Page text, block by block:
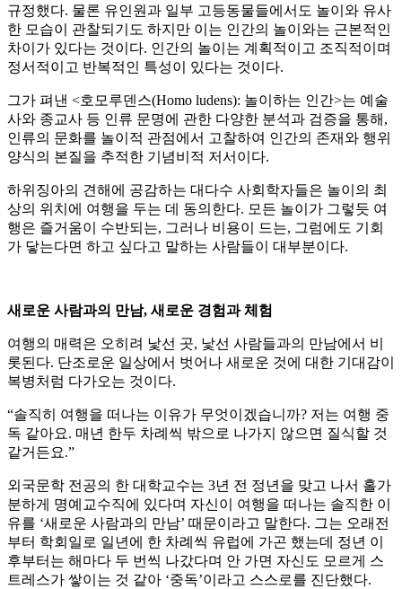
규정했다. 물론 유인원과 일부 고등동물들에서도 놀이와 유사
한 모습이 관찰되기도 하지만 이는 인간의 놀이와는 근본적인
차이가 있다는 것이다. 인간의 놀이는 계획적이고 조직적이며
정서적이고 반복적인 특성이 있다는 것이다.
그가 펴낸 <호모루덴스(Homo ludens): 놀이하는 인간>는 예술
사와 종교사 등 인류 문명에 관한 다양한 분석과 검증을 통해,
인류의 문화를 놀이적 관점에서 고찰하여 인간의 존재와 행위
양식의 본질을 추적한 기념비적 저서이다.
하위징아의 견해에 공감하는 대다수 사회학자들은 놀이의 최
상의 위치에 여행을 두는 데 동의한다. 모든 놀이가 그렇듯 여
행은 즐거움이 수반되는, 그러나 비용이 드는, 그럼에도 기회
가 닿는다면 하고 싶다고 말하는 사람들이 대부분이다.
새로운 사람과의 만남, 새로운 경험과 체험
여행의 매력은 오히려 낯선 곳, 낯선 사람들과의 만남에서 비
롯된다. 단조로운 일상에서 벗어나 새로운 것에 대한 기대감이
복병처럼 다가오는 것이다.
“솔직히 여행을 떠나는 이유가 무엇이겠습니까? 저는 여행 중
독 같아요. 매년 한두 차례씩 밖으로 나가지 않으면 질식할 것
같거든요.”
외국문학 전공의 한 대학교수는 3년 전 정년을 맞고 나서 홀가
분하게 명예교수직에 있다며 자신이 여행을 떠나는 솔직한 이
유를 ‘새로운 사람과의 만남’ 때문이라고 말한다. 그는 오래전
부터 학회일로 일년에 한 차례씩 유럽에 가곤 했는데 정년 이
후부터는 해마다 두 번씩 나갔다며 안 가면 자신도 모르게 스
트레스가 쌓이는 것 같아 ‘중독’이라고 스스로를 진단했다.